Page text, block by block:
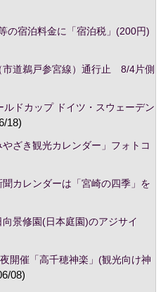
の宿泊料金に「宿泊税」(200円)
市道鵜戸参宮線）通行止 8/4片側
ドカップ ドイツ・スウェーデン
18)
ざき観光カレンダー」フォトコ
聞カレンダーは「宮崎の四季」を
景修園(日本庭園)のアジサイ
開催「高千穂神楽」(観光向け神
08)